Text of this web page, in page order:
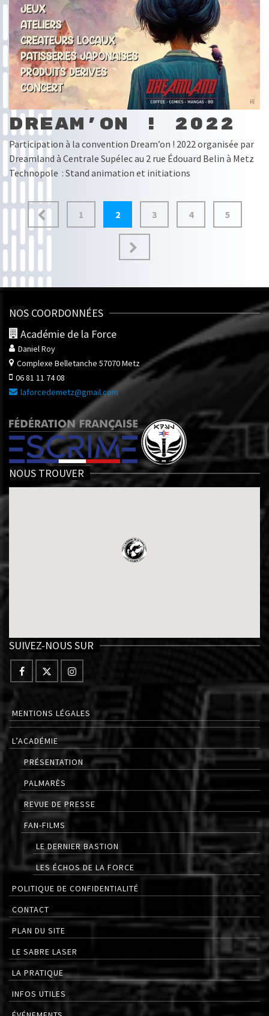
Dream’on ! 2022
Participation à la convention Dream’on ! 2022 organisée par
Dreamland à Centrale Supélec au 2 rue Édouard Belin à Metz
Technopole : Stand animation et initiations
Pagination
des
publications
1 2 3 4 5
NOS COORDONNÉES
Académie de la Force
Daniel Roy
Complexe Belletanche 57070 Metz
06 81 11 74 08
laforcedemetz@gmail.com
NOUS TROUVER
SUIVEZ-NOUS SUR
MENTIONS LÉGALES
L’ACADÉMIE
PRÉSENTATION
PALMARÈS
REVUE DE PRESSE
FAN-FILMS
LE DERNIER BASTION
LES ÉCHOS DE LA FORCE
POLITIQUE DE CONFIDENTIALITÉ
CONTACT
PLAN DU SITE
LE SABRE LASER
LA PRATIQUE
INFOS UTILES